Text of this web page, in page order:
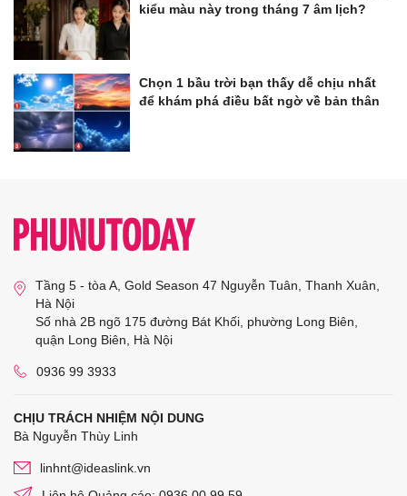
kiểu màu này trong tháng 7 âm lịch?
Chọn 1 bầu trời bạn thấy dễ chịu nhất
để khám phá điều bất ngờ về bản thân
Tầng 5 - tòa A, Gold Season 47 Nguyễn Tuân, Thanh Xuân,
Hà Nội
Số nhà 2B ngõ 175 đường Bát Khối, phường Long Biên,
quận Long Biên, Hà Nội
0936 99 3933
CHỊU TRÁCH NHIỆM NỘI DUNG
Bà Nguyễn Thùy Linh
linhnt@ideaslink.vn